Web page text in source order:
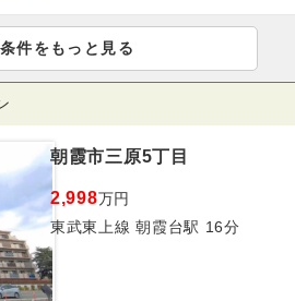
件をもっと見る
朝霞市三原5丁目
2,998万円
東武東上線 朝霞台駅 16分